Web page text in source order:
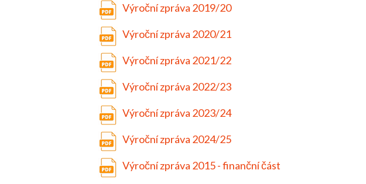
Výroční zpráva 2019/20
Výroční zpráva 2020/21
Výroční zpráva 2021/22
Výroční zpráva 2022/23
Výroční zpráva 2023/24
Výroční zpráva 2024/25
Výroční zpráva 2015 - finanční část